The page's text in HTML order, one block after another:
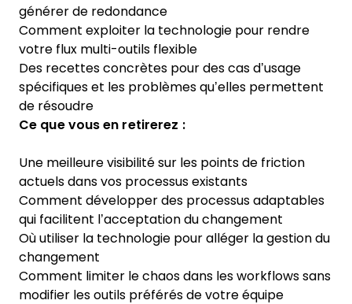
générer de redondance
Comment exploiter la technologie pour rendre
votre flux multi-outils flexible
Des recettes concrètes pour des cas d’usage
spécifiques et les problèmes qu’elles permettent
de résoudre
Ce que vous en retirerez :
Une meilleure visibilité sur les points de friction
actuels dans vos processus existants
Comment développer des processus adaptables
qui facilitent l’acceptation du changement
Où utiliser la technologie pour alléger la gestion du
changement
Comment limiter le chaos dans les workflows sans
modifier les outils préférés de votre équipe